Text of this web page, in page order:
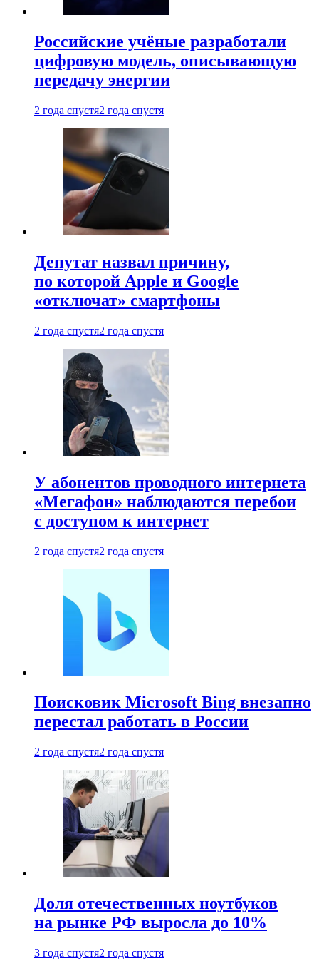
Российские учёные разработали
цифровую модель, описывающую
передачу энергии
2 года спустя2 года спустя
Депутат назвал причину,
по которой Apple и Google
«отключат» смартфоны
2 года спустя2 года спустя
У абонентов проводного интернета
«Мегафон» наблюдаются перебои
с доступом к интернет
2 года спустя2 года спустя
Поисковик Microsoft Bing внезапно
перестал работать в России
2 года спустя2 года спустя
Доля отечественных ноутбуков
на рынке РФ выросла до 10%
3 года спустя2 года спустя